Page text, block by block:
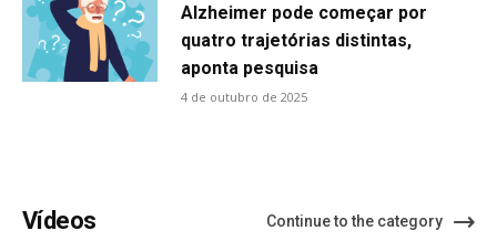
Alzheimer pode começar por
quatro trajetórias distintas,
aponta pesquisa
4 de outubro de 2025
Vídeos Continue to the category